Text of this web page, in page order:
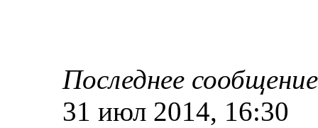
Последнее
31 июл 2014, 16:30